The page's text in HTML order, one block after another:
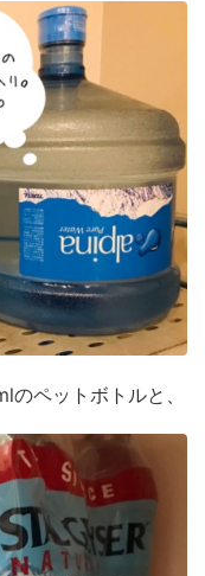
ペットボトルと、